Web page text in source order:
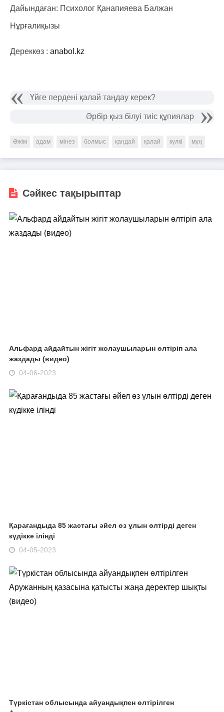
Дайындаған: Психолог Қанапияева Балжан
Нұрғалиқызы
Дереккөз : anabol.kz
Үйге пердені қалай таңдау керек?
Әрбір қыз білуі тиіс құпиялар
Әжім адам мінез болмыс қандай қалай күлкі мұң
Сәйкес тақырыптар
Альфард айдайтын жігіт жолаушыларын өлтіріп ала
жаздады (видео)
04-06-2023
Қарағандыда 85 жастағы әйел өз ұлын өлтірді деген
күдікке ілінді
04-05-2023
Түркістан облысында айуандықпен өлтірілген